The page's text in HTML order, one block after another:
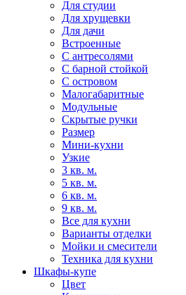
Для студии
Для хрущевки
Для дачи
Встроенные
С антресолями
С барной стойкой
С островом
Малогабаритные
Модульные
Скрытые ручки
Размер
Мини-кухни
Узкие
3 кв. м.
5 кв. м.
6 кв. м.
9 кв. м.
Все для кухни
Варианты отделки
Мойки и смесители
Техника для кухни
Шкафы-купе
Цвет